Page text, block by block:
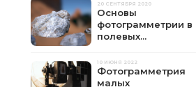
20 СЕНТЯБРЯ 2020
Основы
фотограмметрии в
полевых...
10 ИЮНЯ 2022
Фотограмметрия
малых